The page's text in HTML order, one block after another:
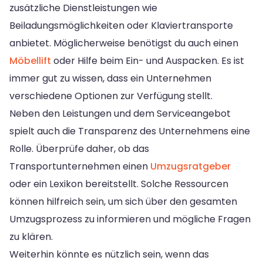
zusätzliche Dienstleistungen wie
Beiladungsmöglichkeiten oder Klaviertransporte
anbietet. Möglicherweise benötigst du auch einen
Möbellift oder Hilfe beim Ein- und Auspacken. Es ist
immer gut zu wissen, dass ein Unternehmen
verschiedene Optionen zur Verfügung stellt.
Neben den Leistungen und dem Serviceangebot
spielt auch die Transparenz des Unternehmens eine
Rolle. Überprüfe daher, ob das
Transportunternehmen einen Umzugsratgeber
oder ein Lexikon bereitstellt. Solche Ressourcen
können hilfreich sein, um sich über den gesamten
Umzugsprozess zu informieren und mögliche Fragen
zu klären.
Weiterhin könnte es nützlich sein, wenn das